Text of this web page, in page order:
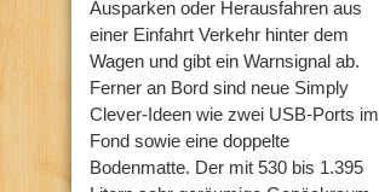
Ausparken oder Herausfahren aus
einer Einfahrt Verkehr hinter dem
Wagen und gibt ein Warnsignal ab.
Ferner an Bord sind neue Simply
Clever-Ideen wie zwei USB-Ports im
Fond sowie eine doppelte
Bodenmatte. Der mit 530 bis 1.395